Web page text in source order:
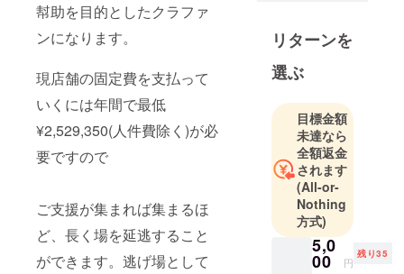
幇助を目的としたクラファ
ンになります。
現店舗の固定費を支払って
いくには年間で最低
¥2,529,350(人件費除く)が必
要ですので
ご支援が集まれば集まるほ
ど、長く場を延逃すること
ができます。逃げ場として
リターンを
選ぶ
目標金額
未達なら
全額返金
されます
(All-or-
Nothing
方式)
5,0
00 円
残り35